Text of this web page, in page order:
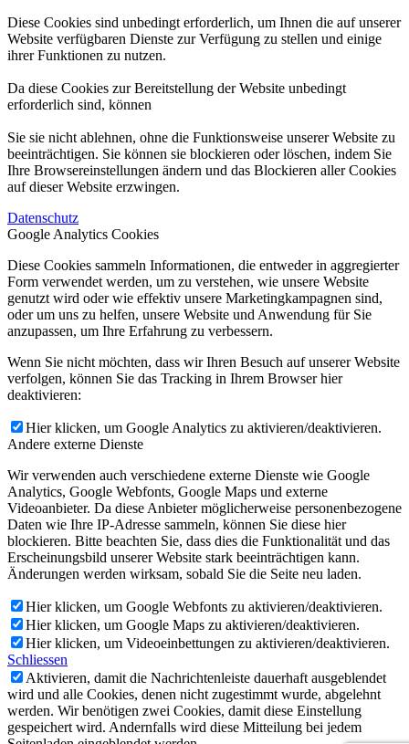
Diese Cookies sind unbedingt erforderlich, um Ihnen die auf unserer
Website verfügbaren Dienste zur Verfügung zu stellen und einige
ihrer Funktionen zu nutzen.
Da diese Cookies zur Bereitstellung der Website unbedingt
erforderlich sind, können
Sie sie nicht ablehnen, ohne die Funktionsweise unserer Website zu
beeinträchtigen. Sie können sie blockieren oder löschen, indem Sie
Ihre Browsereinstellungen ändern und das Blockieren aller Cookies
auf dieser Website erzwingen.
Datenschutz
Google Analytics Cookies
Diese Cookies sammeln Informationen, die entweder in aggregierter
Form verwendet werden, um zu verstehen, wie unsere Website
genutzt wird oder wie effektiv unsere Marketingkampagnen sind,
oder um uns zu helfen, unsere Website und Anwendung für Sie
anzupassen, um Ihre Erfahrung zu verbessern.
Wenn Sie nicht möchten, dass wir Ihren Besuch auf unserer Website
verfolgen, können Sie das Tracking in Ihrem Browser hier
deaktivieren:
Hier klicken, um Google Analytics zu aktivieren/deaktivieren.
Andere externe Dienste
Wir verwenden auch verschiedene externe Dienste wie Google
Analytics, Google Webfonts, Google Maps und externe
Videoanbieter. Da diese Anbieter möglicherweise personenbezogene
Daten wie Ihre IP-Adresse sammeln, können Sie diese hier
blockieren. Bitte beachten Sie, dass dies die Funktionalität und das
Erscheinungsbild unserer Website stark beeinträchtigen kann.
Änderungen werden wirksam, sobald Sie die Seite neu laden.
Hier klicken, um Google Webfonts zu aktivieren/deaktivieren.
Hier klicken, um Google Maps zu aktivieren/deaktivieren.
Hier klicken, um Videoeinbettungen zu aktivieren/deaktivieren.
Schliessen
Aktivieren, damit die Nachrichtenleiste dauerhaft ausgeblendet
wird und alle Cookies, denen nicht zugestimmt wurde, abgelehnt
werden. Wir benötigen zwei Cookies, damit diese Einstellung
gespeichert wird. Andernfalls wird diese Mitteilung bei jedem